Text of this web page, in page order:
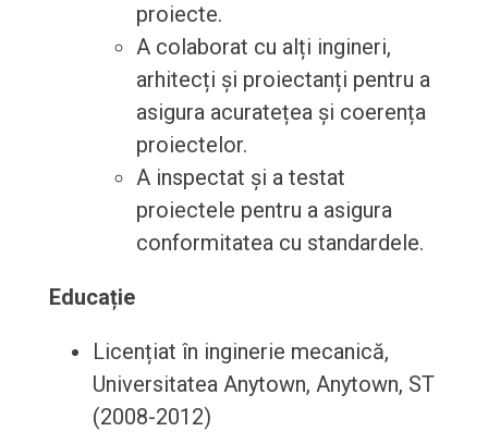
proiecte.
A colaborat cu alți ingineri,
arhitecți și proiectanți pentru a
asigura acuratețea și coerența
proiectelor.
A inspectat și a testat
proiectele pentru a asigura
conformitatea cu standardele.
Educație
Licențiat în inginerie mecanică,
Universitatea Anytown, Anytown, ST
(2008-2012)